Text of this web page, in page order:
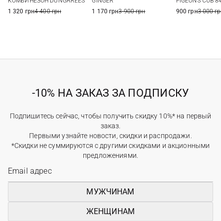
1 320 грн4 400 грн
1 170 грн3 900 грн
900 грн3 000
-10% НА ЗАКАЗ ЗА ПОДПИСКУ
Подпишитесь сейчас, чтобы получить скидку 10%* на первый
заказ.
Первыми узнайте новости, скидки и распродажи.
*Скидки не суммируются с другими скидками и акционными
предложениями.
МУЖЧИНАМ
ЖЕНЩИНАМ